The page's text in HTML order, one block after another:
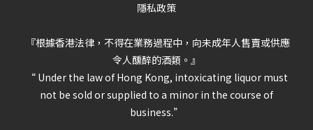
隱私政策
『根據香港法律，不得在業務過程中，向未成年人售賣或供應
令人醺醉的酒類。』
“ Under the law of Hong Kong, intoxicating liquor must
not be sold or supplied to a minor in the course of
business.”